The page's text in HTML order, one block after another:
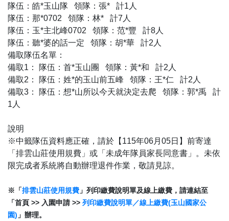
隊伍：皓*玉山隊 領隊：張* 計1人
隊伍：那*0702 領隊：林* 計7人
隊伍：玉*主北峰0702 領隊：范*豐 計8人
隊伍：聽*婆的話一定 領隊：胡*華 計2人
備取隊伍名單：
備取1： 隊伍：首*玉山團 領隊：黃*和 計2人
備取2： 隊伍：姓*的玉山前五峰 領隊：王*仁 計2人
備取3： 隊伍：想*山所以今天就決定去爬 領隊：郭*禹 計
1人
說明
※中籤隊伍資料應正確，請於【115年06月05日】前寄達
「排雲山莊使用規費」或「未成年隊員家長同意書」。未依
限完成者系統將自動辦理退件作業，敬請見諒。
※「排雲山莊使用規費 」列印繳費說明單及線上繳費，請連結至
「首頁 >> 入園申請 >> 列印繳費說明單／線上繳費(玉山國家公
園) 」辦理。